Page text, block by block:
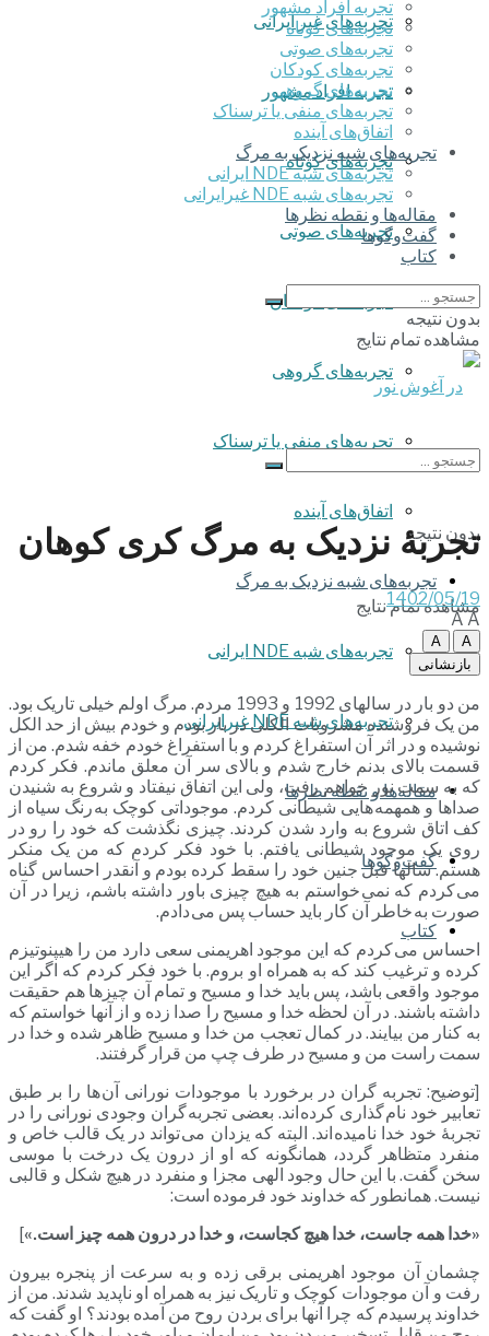
تجربه‌های غیر ایرانی
تجربه افراد مشهور
تجربه‌های کوتاه
تجربه‌های صوتی
تجربه‌های کودکان
تجربه‌های گروهی
‌تجربه‌های منفی یا ترسناک
اتفاق‌های آینده
تجربه‌های شبه نزدیک به مرگ
تجربه‌های شبه NDE ایرانی
تجربه‌های شبه NDE غیرایرانی
مقاله‌ها و نقطه نظرها
گفت‌وگوها
کتاب
تجربه افراد مشهور
تجربه‌های کوتاه
تجربه‌های صوتی
تجربه‌های کودکان
تجربه‌های گروهی
‌تجربه‌های منفی یا ترسناک
اتفاق‌های آینده
تجربه‌های شبه نزدیک به مرگ
تجربه‌های شبه NDE ایرانی
تجربه‌های شبه NDE غیرایرانی
مقاله‌ها و نقطه نظرها
گفت‌وگوها
کتاب
بدون نتیجه
مشاهده تمام نتایج
بدون نتیجه
مشاهده تمام نتایج
تجربۀ نزدیک به مرگ کری کوهان
1402/05/19
AA
A
A
بازنشانی
من دو بار در سالهای 1992 و 1993 مردم. مرگ اولم خیلی تاریک بود.
من یک فروشنده مشروبات الکلی در بار بودم و خودم بیش از حد الکل
نوشیده و در اثر آن استفراغ کردم و با استفراغ خودم خفه شدم. من از
قسمت بالای بدنم خارج شدم و بالای سر آن معلق ماندم. فکر کردم
که به سمت نور خواهم رفت، ولی این اتفاق نیفتاد و شروع به شنیدن
صداها و همهمه هایی شیطانی کردم. موجوداتی کوچک به رنگ سیاه از
کف اتاق شروع به وارد شدن کردند. چیزی نگذشت که خود را رو در
روی یک موجود شیطانی یافتم. با خود فکر کردم که من یک منکر
هستم. سالها قبل جنین خود را سقط کرده بودم و آنقدر احساس گناه
می کردم که نمی خواستم به هیچ چیزی باور داشته باشم، زیرا در آن
صورت به خاطر آن کار باید حساب پس می دادم.
احساس می کردم که این موجود اهریمنی سعی دارد من را هیپنوتیزم
کرده و ترغیب کند که به همراه او بروم. با خود فکر کردم که اگر این
موجود واقعی باشد، پس باید خدا و مسیح و تمام آن چیزها هم حقیقت
داشته باشند. در آن لحظه خدا و مسیح را صدا زده و از آنها خواستم که
به کنار من بیایند. در کمال تعجب من خدا و مسیح ظاهر شده و خدا در
سمت راست من و مسیح در طرف چپ من قرار گرفتند.
[توضیح: تجربه گران در برخورد با موجودات نورانی آن ها را بر طبق
تعابیر خود نام گذاری کرده اند. بعضی تجربه گران وجودی نورانی را در
تجربۀ خود خدا نامیده اند. البته که یزدان می تواند در یک قالب خاص و
منفرد متظاهر گردد، همانگونه که او از درون یک درخت با موسی
سخن گفت. با این حال وجود الهی مجزا و منفرد در هیچ شکل و قالبی
نیست. همانطور که خداوند خود فرموده است:
«خدا همه جاست، خدا هیچ کجاست، و خدا در درون همه چیز است.»]
چشمان آن موجود اهریمنی برقی زده و به سرعت از پنجره بیرون
رفت و آن موجودات کوچک و تاریک نیز به همراه او ناپدید شدند. من از
خداوند پرسیدم که چرا آنها برای بردن روح من آمده بودند؟ او گفت که